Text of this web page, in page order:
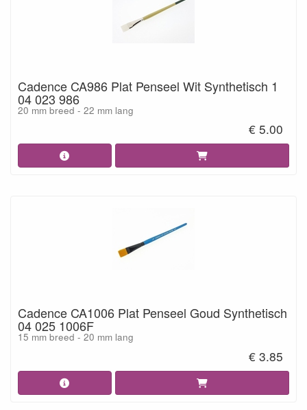
Cadence CA986 Plat Penseel Wit Synthetisch 1
04 023 986
20 mm breed - 22 mm lang
€ 5.00
Cadence CA1006 Plat Penseel Goud Synthetisch
04 025 1006F
15 mm breed - 20 mm lang
€ 3.85